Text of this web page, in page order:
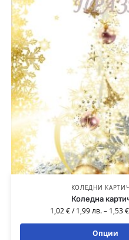
КОЛЕДНИ
Коледна
1,02€/1,99лв.– 1,53€
Опции